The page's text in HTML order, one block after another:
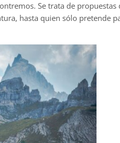
Se trata de
hasta quien sólo pretende